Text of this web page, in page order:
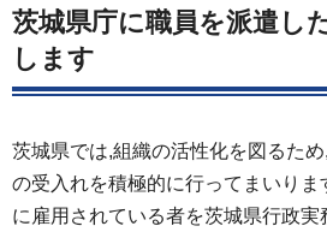
茨城県庁に職員を派遣し
します
茨城県では,組織の活性化を図るた
の受入れを積極的に行ってまいり
に雇用されている者を茨城県行政